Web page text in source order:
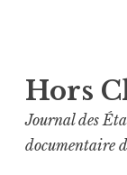
au
contenu
principal
Hors
Journal des
documentaire